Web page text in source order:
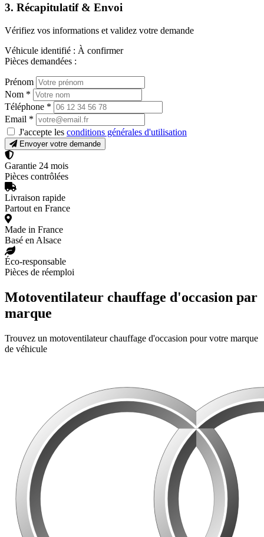
3. Récapitulatif & Envoi
Vérifiez vos informations et validez votre demande
Véhicule identifié : À confirmer
Pièces demandées :
Prénom
Nom *
Téléphone *
Email *
J'accepte les conditions générales d'utilisation
Envoyer votre demande
Garantie 24 mois
Pièces contrôlées
Livraison rapide
Partout en France
Made in France
Basé en Alsace
Éco-responsable
Pièces de réemploi
Motoventilateur chauffage d'occasion par
marque
Trouvez un motoventilateur chauffage d'occasion pour votre marque
de véhicule